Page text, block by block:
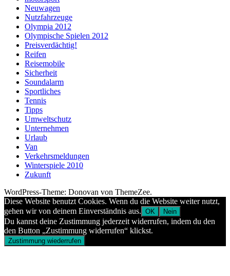
Neuwagen
Nutzfahrzeuge
Olympia 2012
Olympische Spielen 2012
Preisverdächtig!
Reifen
Reisemobile
Sicherheit
Soundalarm
Sportliches
Tennis
Tipps
Umweltschutz
Unternehmen
Urlaub
Van
Verkehrsmeldungen
Winterspiele 2010
Zukunft
WordPress-Theme: Donovan von ThemeZee.
Diese Website benutzt Cookies. Wenn du die Website weiter nutzt,
gehen wir von deinem Einverständnis aus. OK Nein
Du kannst deine Zustimmung jederzeit widerrufen, indem du den
den Button „Zustimmung widerrufen“ klickst.
Zustimmung wiederrufen